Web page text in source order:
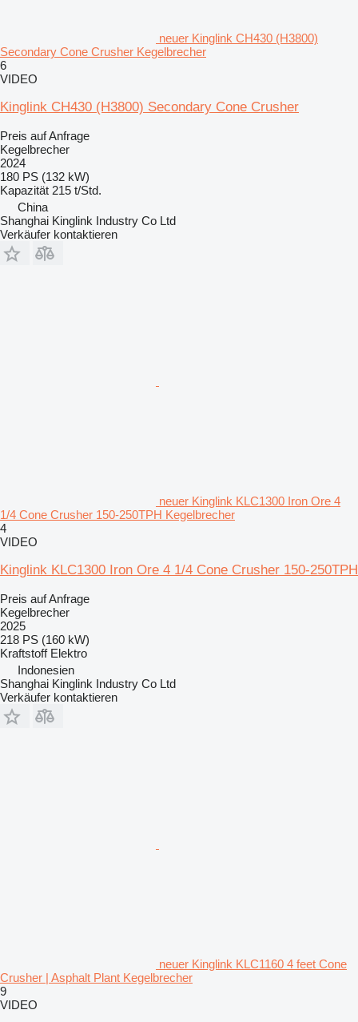
neuer Kinglink CH430 (H3800)
Secondary Cone Crusher Kegelbrecher
6
VIDEO
Kinglink CH430 (H3800) Secondary Cone Crusher
Preis auf Anfrage
Kegelbrecher
2024
180 PS (132 kW)
Kapazität 215 t/Std.
China
Shanghai Kinglink Industry Co Ltd
Verkäufer kontaktieren
neuer Kinglink KLC1300 Iron Ore 4
1/4 Cone Crusher 150-250TPH Kegelbrecher
4
VIDEO
Kinglink KLC1300 Iron Ore 4 1/4 Cone Crusher 150-250TPH
Preis auf Anfrage
Kegelbrecher
2025
218 PS (160 kW)
Kraftstoff Elektro
Indonesien
Shanghai Kinglink Industry Co Ltd
Verkäufer kontaktieren
neuer Kinglink KLC1160 4 feet Cone
Crusher | Asphalt Plant Kegelbrecher
9
VIDEO